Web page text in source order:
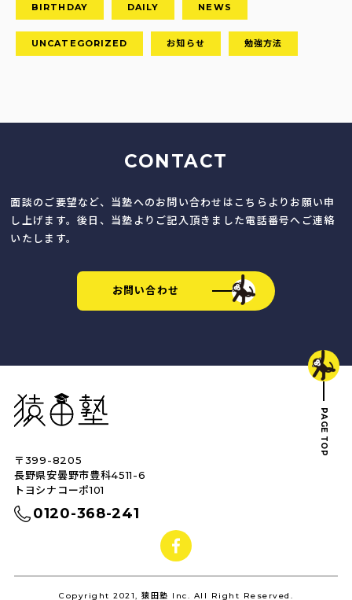
BIRTHDAY DAILY NEWS
UNCATEGORIZED お知らせ 勉強方法
CONTACT
面談のご要望など、当塾へのお問い合わせはこちらよりお願い申
し上げます。後日、当塾よりご記入頂きました電話番号へご連絡
いたします。
お問い合わせ
PAGE TOP
猿田塾
〒399-8205
長野県安曇野市豊科4511-6
トヨシナコーポ101
0120-368-241
facebook
Copyright 2021, 猿田塾 Inc. All Right Reserved.